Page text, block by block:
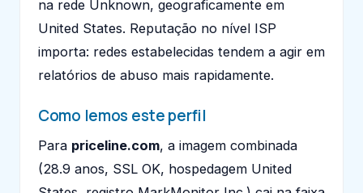
na rede Unknown, geograficamente em
United States. Reputação no nível ISP
importa: redes estabelecidas tendem a agir em
relatórios de abuso mais rapidamente.
Como lemos este perfil
Para priceline.com, a imagem combinada
(28.9 anos, SSL OK, hospedagem United